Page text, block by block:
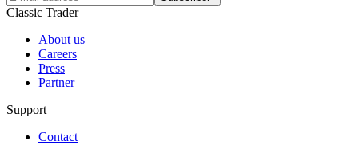
Classic Trader
About us
Careers
Press
Partner
Support
Contact